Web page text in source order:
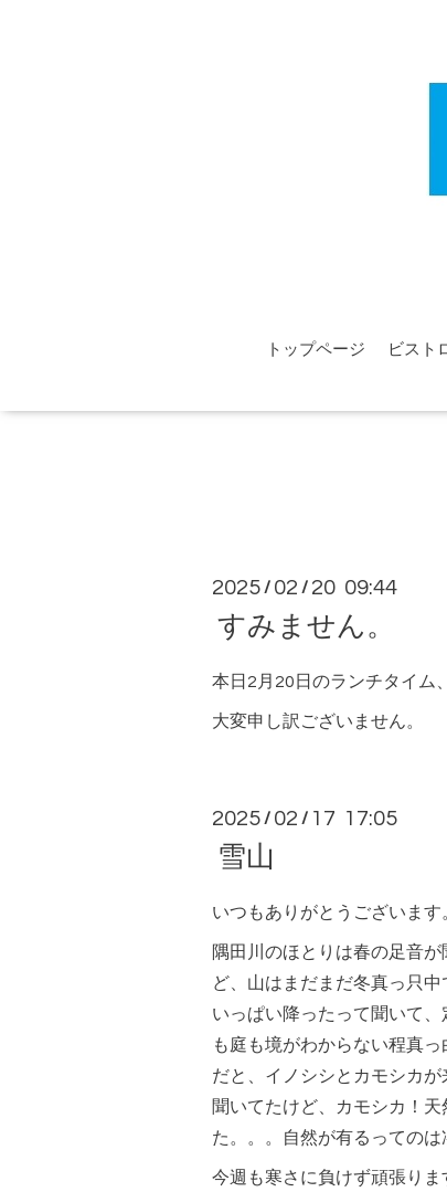
トップページ ビスト
2025 / 02 / 20 09:44
すみません。
本日2月20日のランチタイム
大変申し訳ございません。
2025 / 02 / 17 17:05
雪山
いつもありがとうございます
隅田川のほとりは春の足音
ど、山はまだまだ冬真っ只
いっぱい降ったって聞いて
も庭も境がわからない程真
だと、イノシシとカモシカ
聞いてたけど、カモシカ！
た。。。自然が有るってのは
今週も寒さに負けず頑張りま